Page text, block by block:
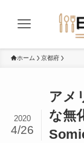
ホーム 京都府
アメ
な無
2020
4/26